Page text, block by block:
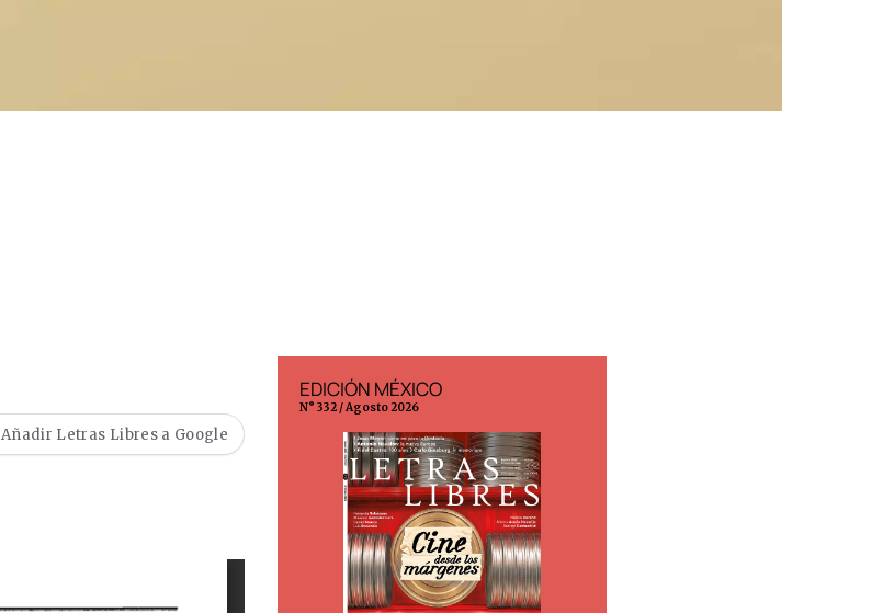
Añadir Letras Libres a Google
EDICIÓN MÉXICO
N° 332 / Agosto 2026